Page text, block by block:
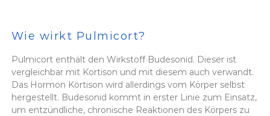
Wie wirkt Pulmicort?
Pulmicort enthält den Wirkstoff Budesonid. Dieser ist
vergleichbar mit Kortison und mit diesem auch verwandt.
Das Hormon Kortison wird allerdings vom Körper selbst
hergestellt. Budesonid kommt in erster Linie zum Einsatz,
um entzündliche, chronische Reaktionen des Körpers zu